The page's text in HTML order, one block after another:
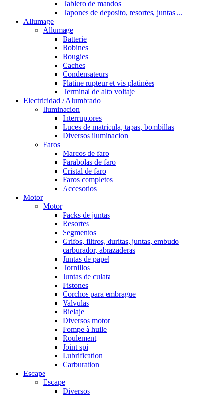
Tablero de mandos
Tapones de deposito, resortes, juntas ...
Allumage
Allumage
Batterie
Bobines
Bougies
Caches
Condensateurs
Platine rupteur et vis platinées
Terminal de alto voltaje
Electricidad / Alumbrado
Iluminacion
Interruptores
Luces de matricula, tapas, bombillas
Diversos iluminacion
Faros
Marcos de faro
Parabolas de faro
Cristal de faro
Faros completos
Accesorios
Motor
Motor
Packs de juntas
Resortes
Segmentos
Grifos, filtros, duritas, juntas, embudo
carburador, abrazaderas
Juntas de papel
Tornillos
Juntas de culata
Pistones
Corchos para embrague
Valvulas
Bielaje
Diversos motor
Pompe à huile
Roulement
Joint spi
Lubrification
Carburation
Escape
Escape
Diversos